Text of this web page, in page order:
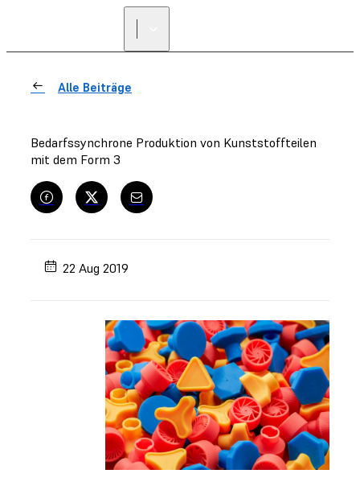
Alle Beiträge
Bedarfssynchrone Produktion von Kunststoffteilen
mit dem Form 3
22 Aug 2019